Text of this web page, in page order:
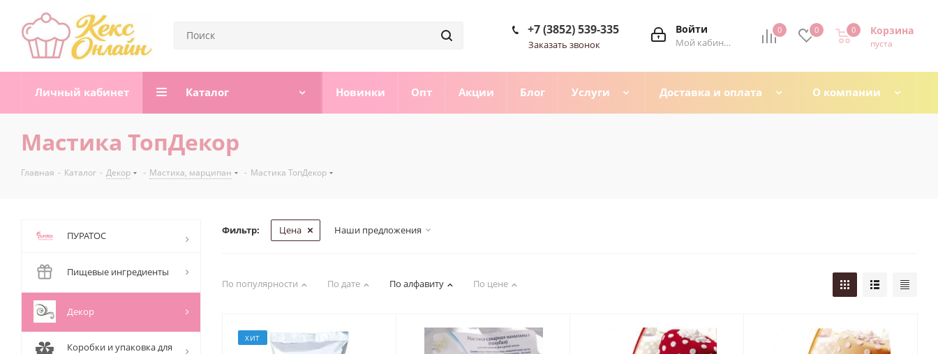
0 0 Корзина
0
пуста
0
Войти
Мой кабинет
+7 (3852) 539-335
Заказать звонок
Личный кабинет Каталог Новинки Опт Акции Блог Услуги Доставка и оплата О компании
Мастика ТопДекор
Главная - Каталог - Декор - Мастика, марципан - Мастика ТопДекор
Фильтр: Цена Наши предложения
По популярности По дате По алфавиту По цене
ХИТ
ПУРАТОС
Пищевые ингредиенты
Декор
Коробки и упаковка для